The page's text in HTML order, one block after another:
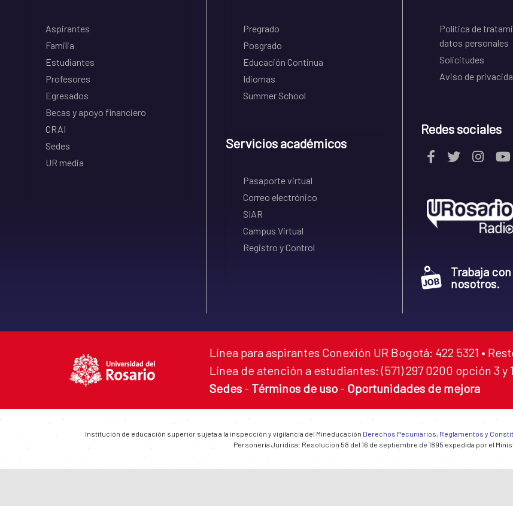
Aspirantes
Familia
Estudiantes
Profesores
Egresados
Becas y apoyo financiero
CRAI
Sedes
UR media
Pregrado
Posgrado
Educación Continua
Idiomas
Summer School
Servicios académicos
Pasaporte virtual
Correo electrónico
SIAR
Campus Virtual
Registro y Control
Política de
datos personales
Solicitudes
Aviso de
Redes sociales
Trabaja con
nosotros.
Línea para aspirantes Conexión UR Bogotá: 422 5321 •
Línea de atención a estudiantes: (571) 297 0200 opción 3 y
Sedes - Términos de uso - Oportunidades de mejora
Institución de educación superior sujeta a la inspección y vigilancia del Mineducación Derechos Pecuniarios, Reglamentos y
Personería Jurídica: Resolución 58 del 16 de septiembre de 1895 expedida por el